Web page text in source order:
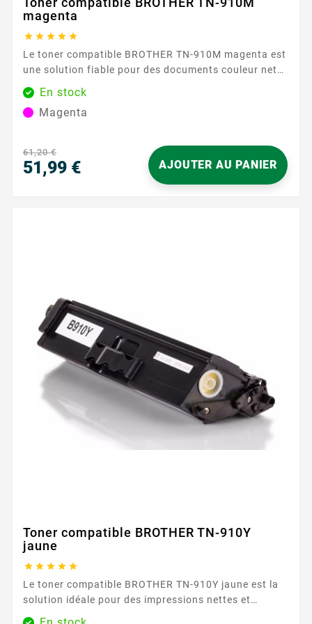
magenta
    
Le toner compatible BROTHER TN-910M magenta est
une solution fiable pour des documents couleur nets
et réguliers au quotidien. Conçu pour fonctionner
avec les imprimantes acceptant la référence TN-910,
il délivre un magenta intense et homogène pour vos
Que vous imprimiez en bureautique ou en
communication...
En stock
Magenta
61,20 €
51,99 € AJOUTER AU PANIER
Toner compatible BROTHER TN-910Y
jaune
    
Le toner compatible BROTHER TN-910Y jaune est la
solution idéale pour des impressions nettes et
éclatantes au quotidien. Conçu pour fonctionner